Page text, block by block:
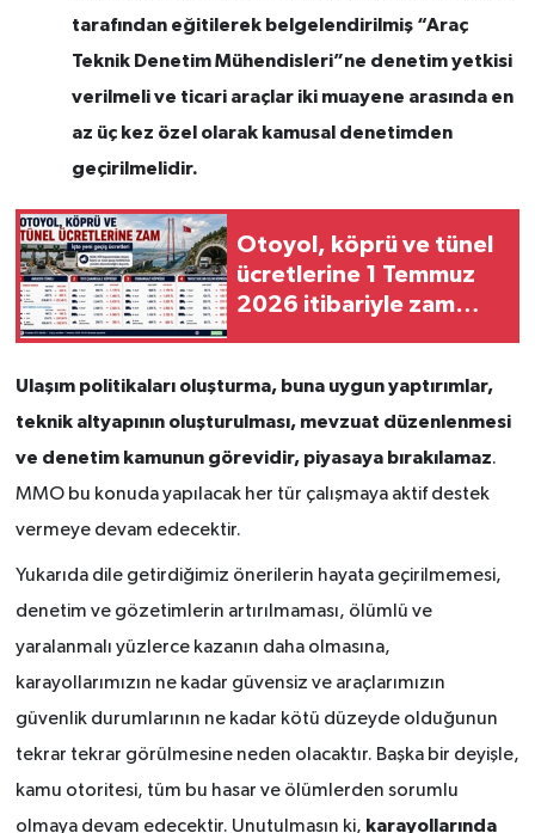
tarafından eğitilerek belgelendirilmiş “Araç
Teknik Denetim Mühendisleri”ne denetim yetkisi
verilmeli ve ticari araçlar iki muayene arasında en
az üç kez özel olarak kamusal denetimden
geçirilmelidir.
Otoyol, köprü ve tünel
ücretlerine 1 Temmuz
2026 itibariyle zam
Ulaşım politikaları oluşturma, buna uygun yaptırımlar,
teknik altyapının oluşturulması, mevzuat düzenlenmesi
ve denetim kamunun görevidir, piyasaya bırakılamaz.
MMO bu konuda yapılacak her tür çalışmaya aktif destek
vermeye devam edecektir.
Yukarıda dile getirdiğimiz önerilerin hayata geçirilmemesi,
denetim ve gözetimlerin artırılmaması, ölümlü ve
yaralanmalı yüzlerce kazanın daha olmasına,
karayollarımızın ne kadar güvensiz ve araçlarımızın
güvenlik durumlarının ne kadar kötü düzeyde olduğunun
tekrar tekrar görülmesine neden olacaktır. Başka bir deyişle,
kamu otoritesi, tüm bu hasar ve ölümlerden sorumlu
olmaya devam edecektir. Unutulmasın ki, karayollarında